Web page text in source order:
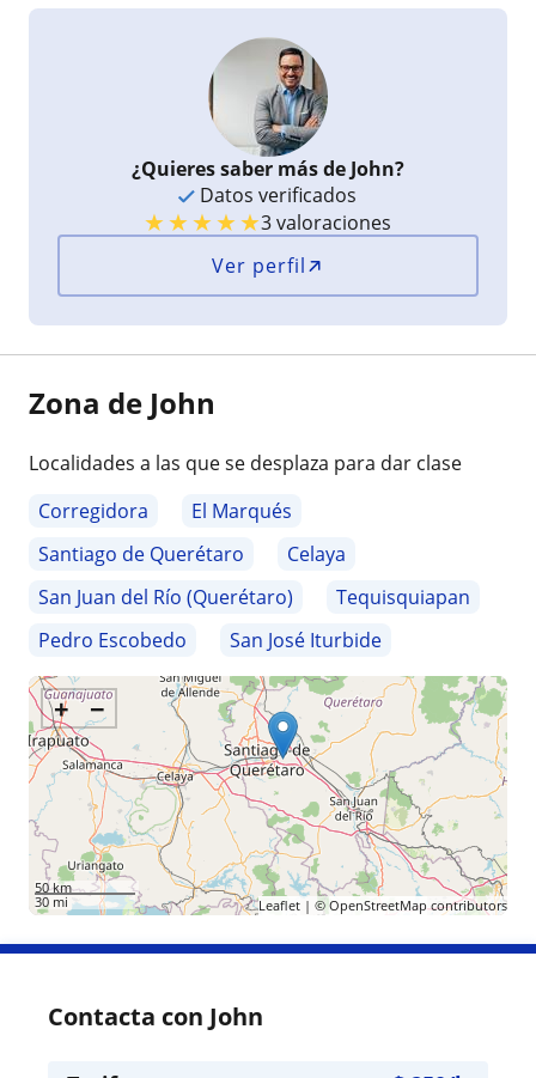
¿Quieres saber más de John?
Datos verificados
★★★★★3 valoraciones
Ver perfil
Zona de John
Localidades a las que se desplaza para dar clase
Corregidora
El Marqués
Santiago de Querétaro
Celaya
San Juan del Río (Querétaro)
Tequisquiapan
Pedro Escobedo
San José Iturbide
+ −
50 km
30 mi
Leaflet| © OpenStreetMapcontributors
Contacta con John